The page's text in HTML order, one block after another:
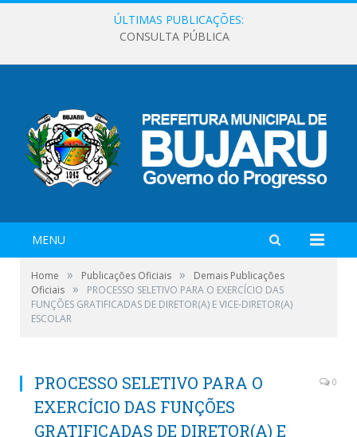
ÚLTIMAS PUBLICAÇÕES:
CONSULTA PÚBLICA
MENU
Home » Publicações Oficiais »
Demais Publicações
Oficiais »
PROCESSO SELETIVO PARA O EXERCÍCIO DAS
FUNÇÕES GRATIFICADAS DE DIRETOR(A) E VICE-DIRETOR(A)
ESCOLAR
PROCESSO SELETIVO PARA O
EXERCÍCIO DAS FUNÇÕES
GRATIFICADAS DE DIRETOR(A) E
0